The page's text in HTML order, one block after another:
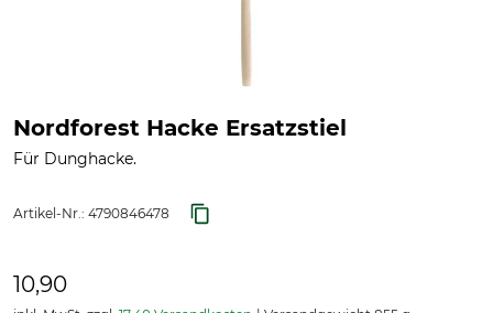
Nordforest Hacke Ersatzstiel
Für Dunghacke.
Artikel-Nr.: 4790846478
10,90